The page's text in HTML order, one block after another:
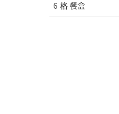
6 格 餐盒